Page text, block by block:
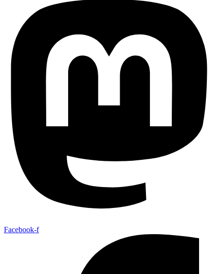
Facebook-f